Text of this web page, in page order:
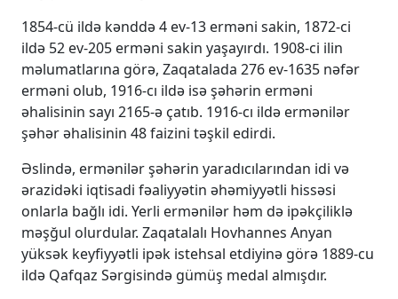
1854-cü ildə kənddə 4 ev-13 erməni sakin, 1872-ci
ildə 52 ev-205 erməni sakin yaşayırdı. 1908-ci ilin
məlumatlarına görə, Zaqatalada 276 ev-1635 nəfər
erməni olub, 1916-cı ildə isə şəhərin erməni
əhalisinin sayı 2165-ə çatıb. 1916-cı ildə ermənilər
şəhər əhalisinin 48 faizini təşkil edirdi.
Əslində, ermənilər şəhərin yaradıcılarından idi və
ərazidəki iqtisadi fəaliyyətin əhəmiyyətli hissəsi
onlarla bağlı idi. Yerli ermənilər həm də ipəkçiliklə
məşğul olurdular. Zaqatalalı Hovhannes Anyan
yüksək keyfiyyətli ipək istehsal etdiyinə görə 1889-cu
ildə Qafqaz Sərgisində gümüş medal almışdır.